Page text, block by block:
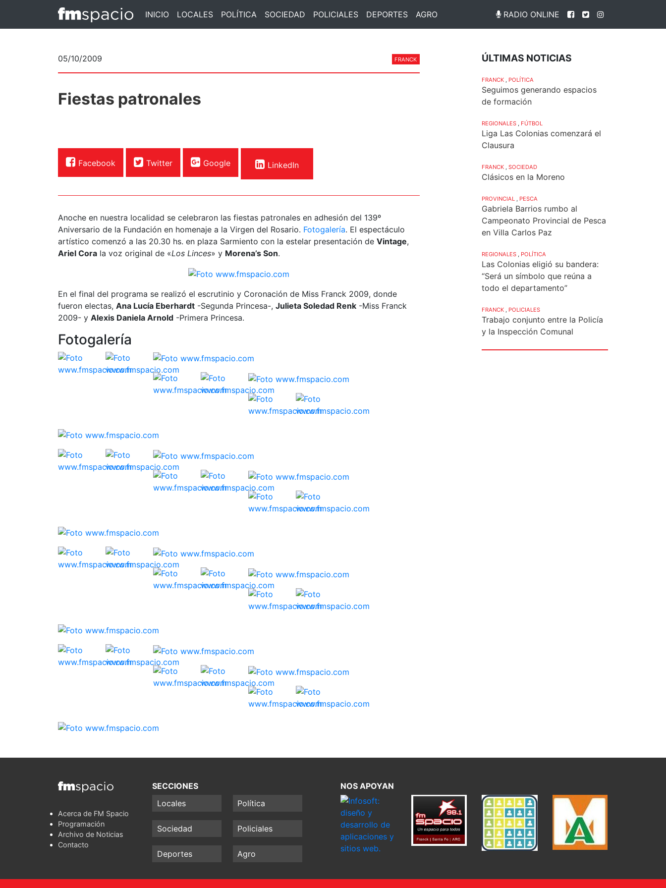
INICIO LOCALES POLÍTICA SOCIEDAD POLICIALES DEPORTES AGRO RADIO ONLINE
05/10/2009 FRANCK
Fiestas patronales
Facebook Twitter Google LinkedIn
Anoche en nuestra localidad se celebraron las fiestas patronales en adhesión del 139º
Aniversario de la Fundación en homenaje a la Virgen del Rosario. Fotogalería. El espectáculo
artístico comenzó a las 20.30 hs. en plaza Sarmiento con la estelar presentación de Vintage,
Ariel Cora la voz original de «Los Linces» y Morena’s Son.
En el final del programa se realizó el escrutinio y Coronación de Miss Franck 2009, donde
fueron electas, Ana Lucía Eberhardt -Segunda Princesa-, Julieta Soledad Renk -Miss Franck
2009- y Alexis Daniela Arnold -Primera Princesa.
Fotogalería
ÚLTIMAS NOTICIAS
FRANCK POLÍTICA
Seguimos generando espacios
de formación
REGIONALES FÚTBOL
Liga Las Colonias comenzará el
Clausura
FRANCK SOCIEDAD
Clásicos en la Moreno
PROVINCIAL PESCA
Gabriela Barrios rumbo al
Campeonato Provincial de Pesca
en Villa Carlos Paz
REGIONALES POLÍTICA
Las Colonias eligió su bandera:
“Será un símbolo que reúna a
todo el departamento”
FRANCK POLICIALES
Trabajo conjunto entre la Policía
y la Inspección Comunal
Acerca de FM Spacio
Programación
Archivo de Noticias
Contacto
SECCIONES
Locales
Política
Sociedad Policiales
Deportes Agro
NOS APOYAN